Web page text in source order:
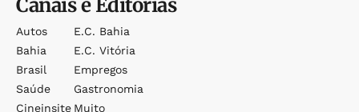
Canais e Editorias
Autos
Bahia
Brasil
Saúde
Cineinsite
E.c. Bahia
E.c. Vitória
Empregos
Gastronomia
Muito